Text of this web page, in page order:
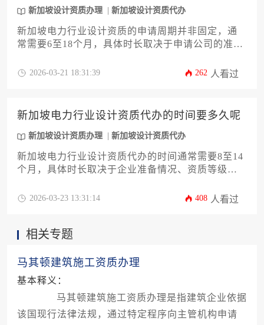
新加坡设计资质办理 新加坡设计资质代办
新加坡电力行业设计资质的申请周期并非固定，通
常需要6至18个月，具体时长取决于申请公司的准备
源市场管理局的审核流程。
2026-03-21 18:31:39 262 人看过
新加坡电力行业设计资质代办的时间要多久呢
新加坡设计资质办理 新加坡设计资质代办
新加坡电力行业设计资质代办的时间通常需要8至14
个月，具体时长取决于企业准备情况、资质等级以
备、资格审核、现场评估等多个环节，任何步骤的
2026-03-23 13:31:14 408 人看过
相关专题
马其顿建筑施工资质办理
基本释义：
马其顿建筑施工资质办理是指建筑企业依据
该国现行法律法规，通过特定程序向主管机构申请